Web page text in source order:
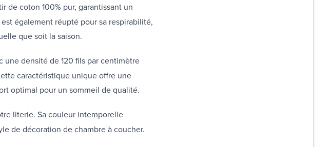
de coton 100% pur, garantissant un
également réupté pour sa respirabilité,
que soit la saison.
une densité de 120 fils par centimètre
caractéristique unique offre une
optimal pour un sommeil de qualité.
literie. Sa couleur intemporelle
de décoration de chambre à coucher.